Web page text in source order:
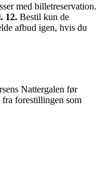
med billetreservation.
12. Bestil kun de
afbud igen, hvis du
Nattergalen før
forestillingen som